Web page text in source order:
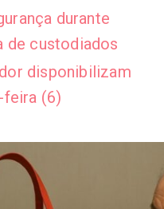
durante
de custodiados
disponibilizam
feira (6)